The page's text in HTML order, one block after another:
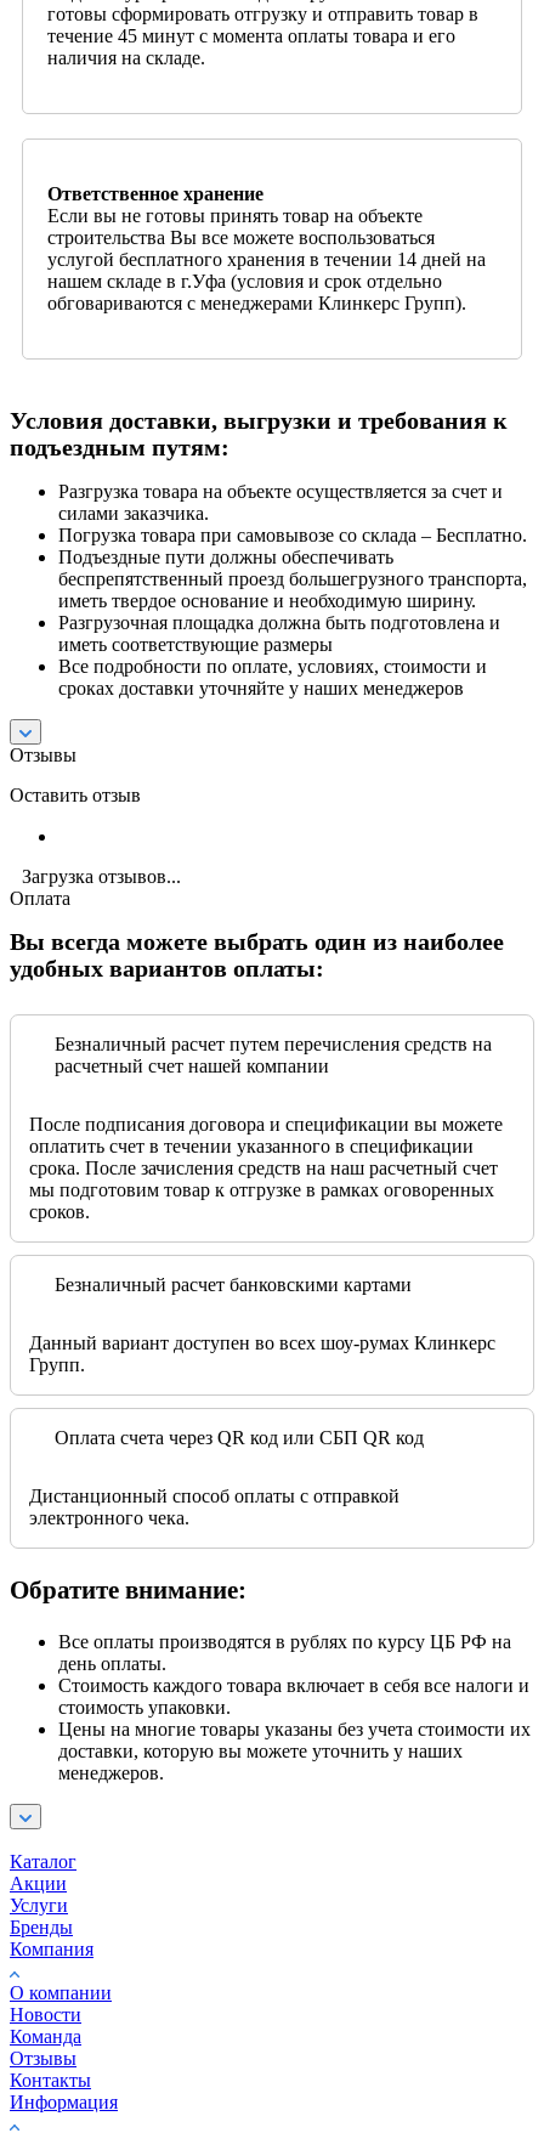
готовы сформировать отгрузку и отправить товар в
течение 45 минут с момента оплаты товара и его
наличия на складе.
Ответственное хранение
Если вы не готовы принять товар на объекте
строительства Вы все можете воспользоваться
услугой бесплатного хранения в течении 14 дней на
нашем складе в г.Уфа (условия и срок отдельно
обговариваются с менеджерами Клинкерс Групп).
Условия доставки, выгрузки и требования к
подъездным путям:
Разгрузка товара на объекте осуществляется за счет и
силами заказчика.
Погрузка товара при самовывозе со склада – Бесплатно.
Подъездные пути должны обеспечивать
беспрепятственный проезд большегрузного транспорта,
иметь твердое основание и необходимую ширину.
Разгрузочная площадка должна быть подготовлена и
иметь соответствующие размеры
Все подробности по оплате, условиях, стоимости и
сроках доставки уточняйте у наших менеджеров
Отзывы
Оставить отзыв
Загрузка отзывов...
Оплата
Вы всегда можете выбрать один из наиболее
удобных вариантов оплаты:
Безналичный расчет путем перечисления средств на
расчетный счет нашей компании
После подписания договора и спецификации вы можете
оплатить счет в течении указанного в спецификации
срока. После зачисления средств на наш расчетный счет
мы подготовим товар к отгрузке в рамках оговоренных
сроков.
Безналичный расчет банковскими картами
Данный вариант доступен во всех шоу-румах Клинкерс
Групп.
Оплата счета через QR код или СБП QR код
Дистанционный способ оплаты с отправкой
электронного чека.
Обратите внимание:
Все оплаты производятся в рублях по курсу ЦБ РФ на
день оплаты.
Стоимость каждого товара включает в себя все налоги и
стоимость упаковки.
Цены на многие товары указаны без учета стоимости их
доставки, которую вы можете уточнить у наших
менеджеров.
Каталог
Акции
Услуги
Бренды
Компания
О компании
Новости
Команда
Отзывы
Контакты
Информация